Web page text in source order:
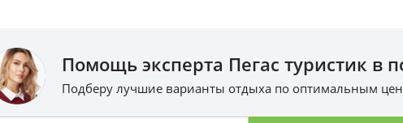
Помощь эксперта Пегас туристик в
Подберу лучшие варианты отдыха по оптимальным